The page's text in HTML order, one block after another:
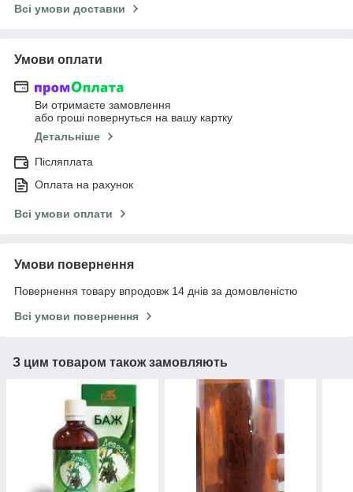
Всі умови доставки
Умови оплати
Ви отримаєте замовлення
або гроші повернуться на вашу картку
Детальніше
Післяплата
Оплата на рахунок
Всі умови оплати
Умови повернення
Повернення товару впродовж 14 днів за домовленістю
Всі умови повернення
З цим товаром також замовляють